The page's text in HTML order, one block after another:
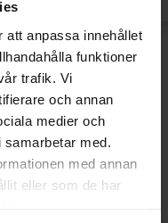
att anpassa innehållet
funktioner
trafik. Vi
och annan
medier och
med.
med annan
eller som de har
Ny!